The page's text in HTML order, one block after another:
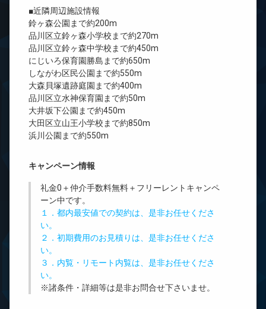
■近隣周辺施設情報
鈴ヶ森公園まで約200m
品川区立鈴ヶ森小学校まで約270m
品川区立鈴ヶ森中学校まで約450m
にじいろ保育園勝島まで約650m
しながわ区民公園まで約550m
大森貝塚遺跡庭園まで約400m
品川区立水神保育園まで約50m
大井坂下公園まで約450m
大田区立山王小学校まで約850m
浜川公園まで約550m
キャンペーン情報
礼金0 ＋仲介手数料無料＋ フリーレント キャンペ
ーン中です。
１．都内最安値での契約は、是非お任せくださ
い。
２．初期費用のお見積りは、是非お任せくださ
い。
３．内覧・リモート内覧は、是非お任せくださ
い。
※諸条件・詳細等は是非お問合せ下さいませ。